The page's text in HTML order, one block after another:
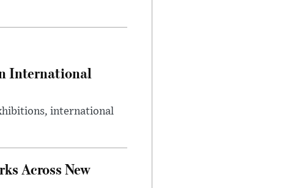
International
international
Across New